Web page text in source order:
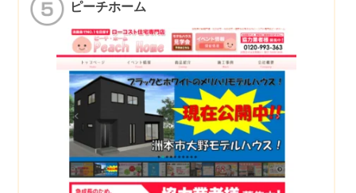
ピーチホーム